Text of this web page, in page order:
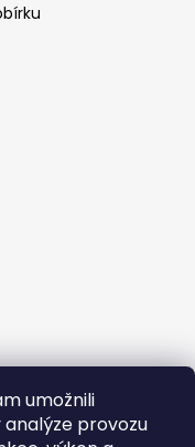
umožnili
provozu